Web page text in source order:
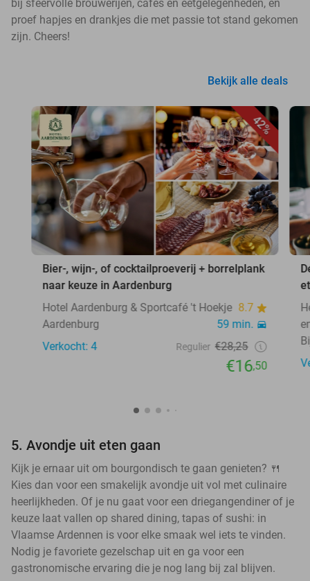
bij sfeervolle brouwerijen, cafés en eetgelegenheden, en
proef hapjes en drankjes die met passie tot stand gekomen
zijn. Cheers!
Bekijk alle deals
42%
Bier-, wijn-, of cocktailproeverij + borrelplank
naar keuze in Aardenburg
Hotel Aardenburg & Sportcafé 't Hoekje 8.7
Aardenburg
59 min.
Verkocht: 4
Regulier €28,25
€16,50
5. Avondje uit eten gaan
Kijk je ernaar uit om bourgondisch te gaan genieten? 🍴
Kies dan voor een smakelijk avondje uit vol met culinaire
heerlijkheden. Of je nu gaat voor een driegangendiner of je
keuze laat vallen op shared dining, tapas of sushi: in
Vlaamse Ardennen is voor elke smaak wel iets te vinden.
Nodig je favoriete gezelschap uit en ga voor een
gastronomische ervaring die je nog lang bij zal blijven.